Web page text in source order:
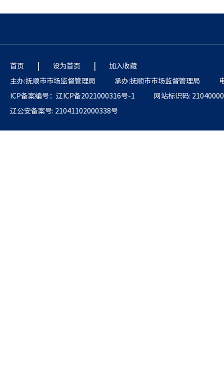
首页 | 设为首页 |
加入收藏
主办:抚顺市市场监督管理局
承办:抚顺市市场监督管理局
ICP备案编号：辽ICP备2021000316号-1
网站标识码:
辽公安备案号: 21041102000338号